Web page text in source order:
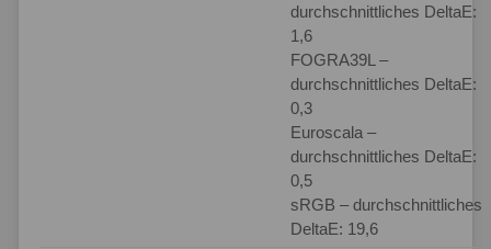
durchschnittliches DeltaE:
1,6
FOGRA39L –
durchschnittliches DeltaE:
0,3
Euroscala –
durchschnittliches DeltaE:
0,5
sRGB – durchschnittliches
DeltaE: 19,6